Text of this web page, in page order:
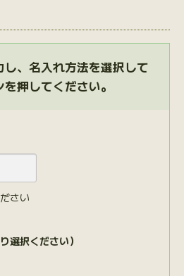
、名入れ方法を選択して
押してください。
さい
選択ください）